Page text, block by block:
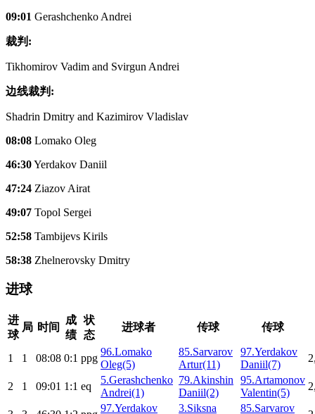
09:01 Gerashchenko Andrei
裁判:
Tikhomirov Vadim and Svirgun Andrei
边线裁判:
Shadrin Dmitry and Kazimirov Vladislav
08:08 Lomako Oleg
46:30Yerdakov Daniil
47:24 Ziazov Airat
49:07 Topol Sergei
52:58 Tambijevs Kirils
58:38 Zhelnerovsky Dmitry
进球
进
球
局 时间
成
绩
状
态
进球者 传球 传球
1 1 08:08 0:1 ppg
96.Lomako
Oleg(5)
85.Sarvarov
Artur(11)
97.Yerdakov
Daniil(7)
2 1 09:01 1:1 eq
5.Gerashchenko
Andrei(1)
79.Akinshin
Daniil(2)
95.Artamonov
Valentin(5)
97.Yerdakov
3.Siksna
85.Sarvarov